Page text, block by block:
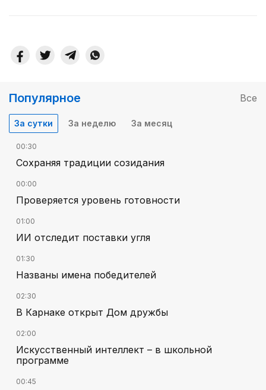
Популярное Все
За сутки За неделю За месяц
00:30
Сохраняя традиции созидания
00:00
Проверяется уровень готовности
01:00
ИИ отследит поставки угля
01:30
Названы имена победителей
02:30
В Карнаке открыт Дом дружбы
02:00
Искусственный интеллект – в школьной
программе
00:45